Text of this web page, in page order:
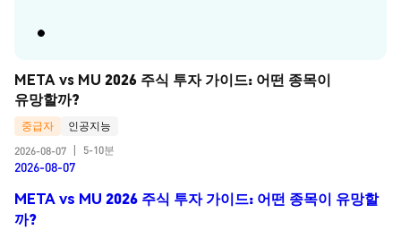
META vs MU 2026 주식 투자 가이드: 어떤 종목이
유망할까?
중급자
인공지능
2026-08-07
5-10분
2026-08-07
META vs MU 2026 주식 투자 가이드: 어떤 종목이 유망할
까?